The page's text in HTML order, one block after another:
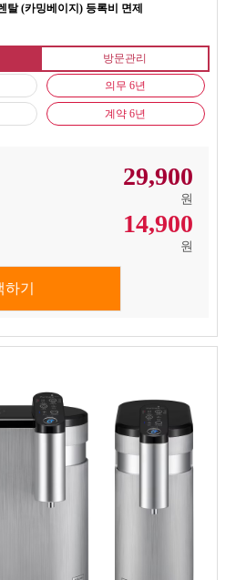
탈 (카밍베이지) 등록비 면제
방문관리
의무 6년
계약 6년
29,900
원
14,900
원
기